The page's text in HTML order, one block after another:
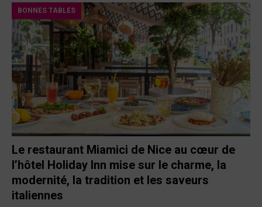
BONNES TABLES
Le restaurant Miamici de Nice au cœur de
l’hôtel Holiday Inn mise sur le charme, la
modernité, la tradition et les saveurs
italiennes